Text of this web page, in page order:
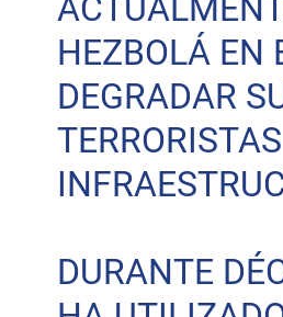
HEZBOLÁ EN
DEGRADAR
DURANTE